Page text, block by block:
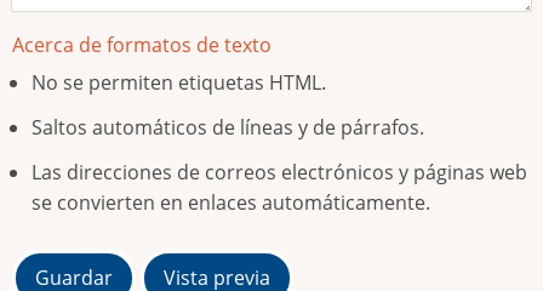
Acerca de formatos de texto
No se permiten etiquetas HTML.
Saltos automáticos de líneas y de párrafos.
Las direcciones de correos electrónicos y páginas web
se convierten en enlaces automáticamente.